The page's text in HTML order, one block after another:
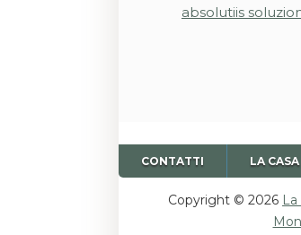
absolutiis
CONTATTI LA
Copyright © 2026